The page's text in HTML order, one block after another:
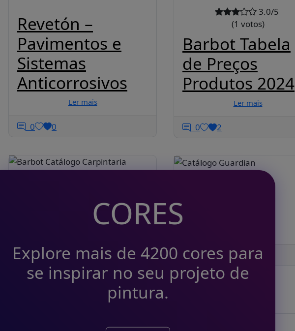
Revetón –
Pavimentos e
Sistemas
Anticorrosivos
Ler mais
0 0
3.0/5
(1 votos)
Barbot Tabela
de Preços
Produtos 2024
Ler mais
0 2
Barbot Catálogo
Carpintaria
Serralharia
Ler mais
0 5
CORES
Explore mais de 4200 cores para
se inspirar no seu projeto de
pintura.